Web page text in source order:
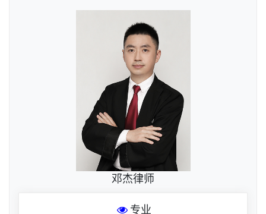
邓杰律师
专业